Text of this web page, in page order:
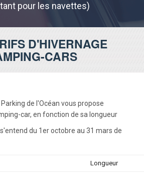
pour les navettes)
D'HIVERNAGE
CARS
de l'Océan vous propose
car, en fonction de sa longueur
du 1er octobre au 31 mars de
Longueur